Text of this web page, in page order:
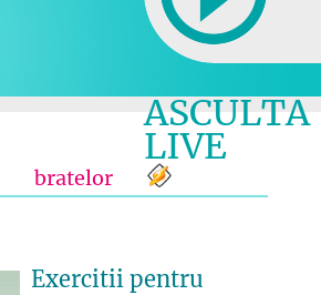
ASCULTA
LIVE
bratelor
Exercitii pentru